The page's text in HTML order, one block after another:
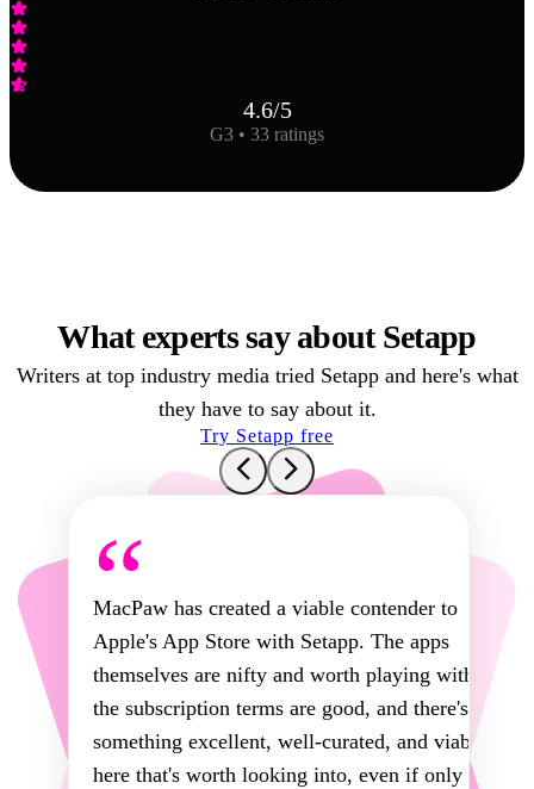
4.6/5
G3 • 33 ratings
What experts say about Setapp
Writers at top industry media tried Setapp and here's what
they have to say about it.
Try Setapp free
“
MacPaw has created a viable contender to
Apple's App Store with Setapp. The apps
themselves are nifty and worth playing with,
the subscription terms are good, and there's
something excellent, well-curated, and viable
here that's worth looking into, even if only